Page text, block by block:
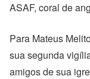
ASAF, coral de
Para Mateus
sua segunda
amigos de sua